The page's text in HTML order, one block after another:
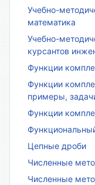
Учебно-
математика
Учебно-
курсантов
Функции
Функции
примеры,
Функции
Цепные дроби
Численные
Численные